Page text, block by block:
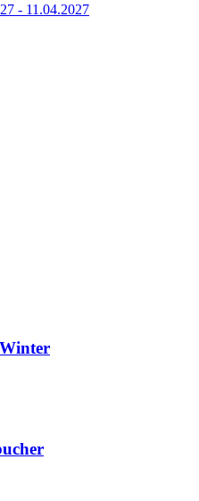
- 11.04.2027